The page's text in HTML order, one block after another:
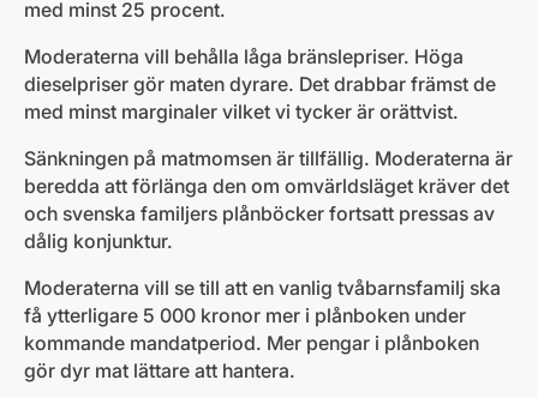
med minst 25 procent.
Moderaterna vill behålla låga bränslepriser. Höga
dieselpriser gör maten dyrare. Det drabbar främst de
med minst marginaler vilket vi tycker är orättvist.
Sänkningen på matmomsen är tillfällig. Moderaterna är
beredda att förlänga den om omvärldsläget kräver det
och svenska familjers plånböcker fortsatt pressas av
dålig konjunktur.
Moderaterna vill se till att en vanlig tvåbarnsfamilj ska
få ytterligare 5 000 kronor mer i plånboken under
kommande mandatperiod. Mer pengar i plånboken
gör dyr mat lättare att hantera.